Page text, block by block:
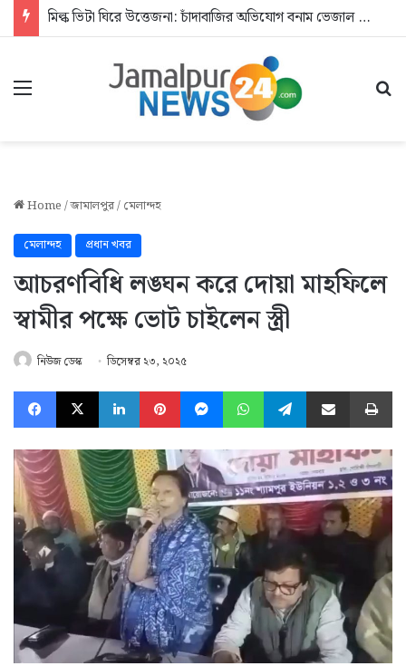
মিল্ক ভিটা ঘিরে উত্তেজনা: চাঁদাবাজির অভিযোগ বনাম ভেজাল দুধের জিডি
Menu
Home/জামালপুর/মেলান্দহ
মেলান্দহ প্রধান খবর
আচরণবিধি লঙ্ঘন করে দোয়া মাহফিলে
স্বামীর পক্ষে ভোট চাইলেন স্ত্রী
নিউজ ডেস্ক ডিসেম্বর ২৩, ২০২৫
Facebook
X LinkedInPinterestMessengerWhatsAppTelegramShare via Email